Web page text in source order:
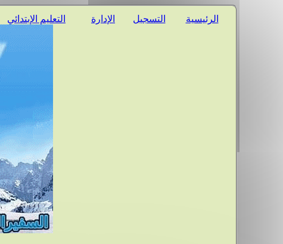
الرئيسية التسجيل الإدارة التعليم الإبتدائي